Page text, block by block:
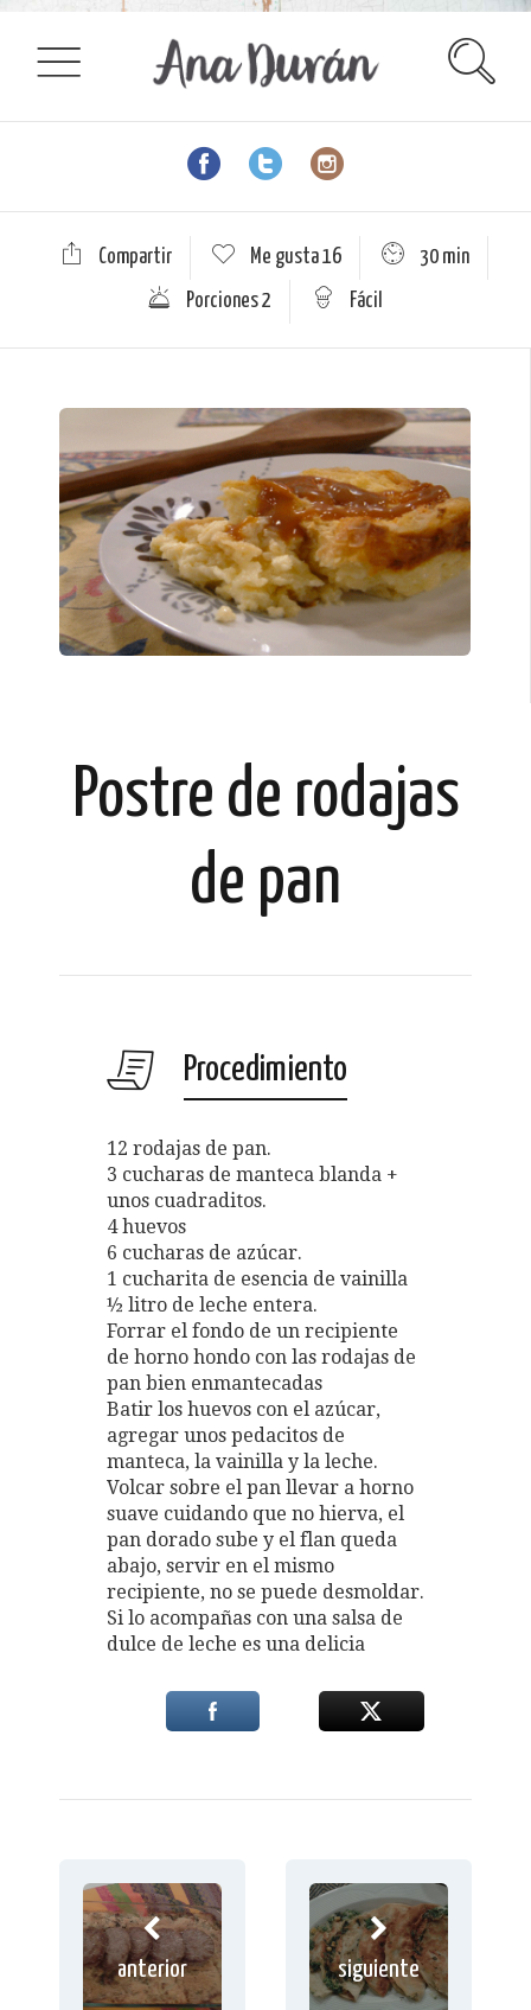
Compartir Me gusta16 30 min
Porciones 2 Fácil
Postre de rodajas
de pan
Procedimiento
12 rodajas de pan.
3 cucharas de manteca blanda +
unos cuadraditos.
4 huevos
6 cucharas de azúcar.
1 cucharita de esencia de vainilla
½ litro de leche entera.
Forrar el fondo de un recipiente
de horno hondo con las rodajas de
pan bien enmantecadas
Batir los huevos con el azúcar,
agregar unos pedacitos de
manteca, la vainilla y la leche.
Volcar sobre el pan llevar a horno
suave cuidando que no hierva, el
pan dorado sube y el flan queda
abajo, servir en el mismo
recipiente, no se puede desmoldar.
Si lo acompañas con una salsa de
dulce de leche es una delicia
anterior siguiente